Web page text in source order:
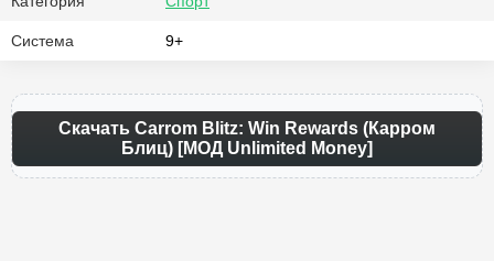
Система 9+
Скачать Carrom Blitz: Win Rewards (Карром
Блиц) [МОД Unlimited Money]